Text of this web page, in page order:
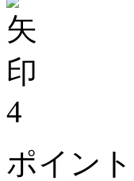
4
ポイン